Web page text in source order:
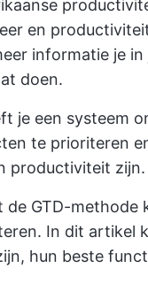
en
informatie je
doen.
je een systeem
te prioriteren
productiviteit zijn.
GTD-methode
In dit artikel
hun beste